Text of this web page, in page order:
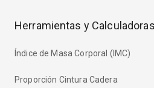
Herramientas y Calculadoras
Índice de Masa Corporal (IMC)
Proporción Cintura Cadera